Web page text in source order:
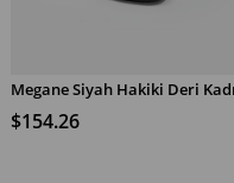
ADD TO CART
$154.26